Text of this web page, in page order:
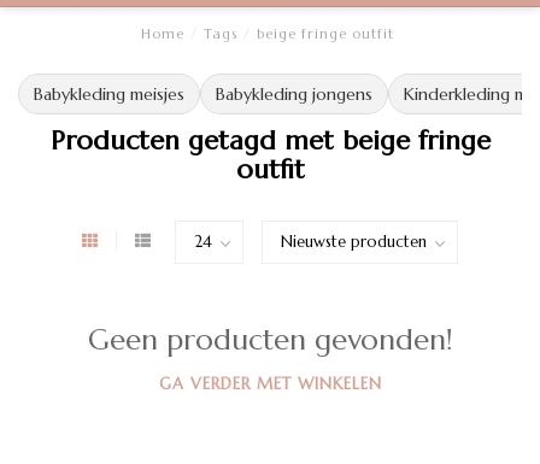
Home Tags beige fringe outfit
Babykleding meisjes Babykleding jongens Kinderkleding
Producten getagd met beige fringe
outfit
Geen producten gevonden!
GA VERDER MET WINKELEN